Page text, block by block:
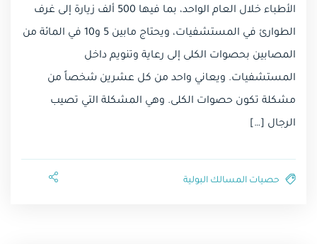
الأطباء خلال العام الواحد، بما فيها 500 ألف زيارة إلى غرف
الطوارئ في المستشفيات، ويحتاج مابين 5 و10 في المائة من
المصابين بحصوات الكلى إلى رعاية وتنويم داخل
المستشفيات. ويعاني واحد من كل عشرين شخصاً من
مشكلة تكون حصوات الكلى. وهي المشكلة التي تصيب
الرجال […]
حصيات المسالك البولية